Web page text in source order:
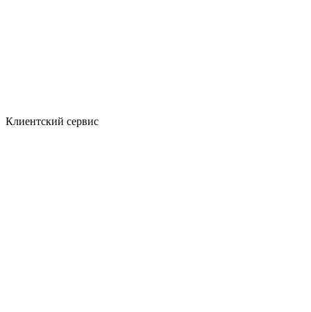
Клиентский сервис